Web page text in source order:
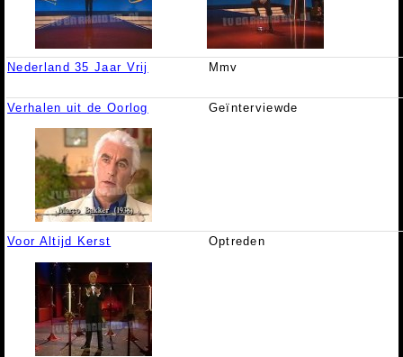
Nederland 35 Jaar Vrij Mmv
Verhalen uit de Oorlog Geïnterviewde
Voor Altijd Kerst Optreden